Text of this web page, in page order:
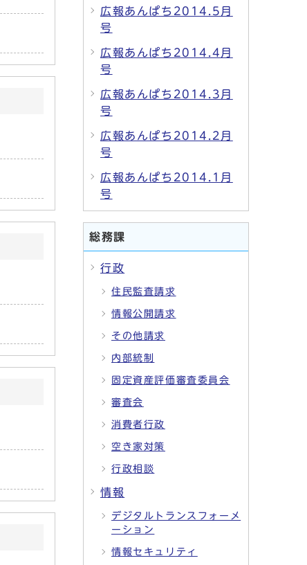
広報あんぱち2014.5月
号
広報あんぱち2014.4月
号
広報あんぱち2014.3月
号
広報あんぱち2014.2月
号
広報あんぱち2014.1月
号
総務課
行政
住民監査請求
情報公開請求
その他請求
内部統制
固定資産評価審査委員会
審査会
消費者行政
空き家対策
行政相談
情報
デジタルトランスフォーメ
ーション
情報セキュリティ